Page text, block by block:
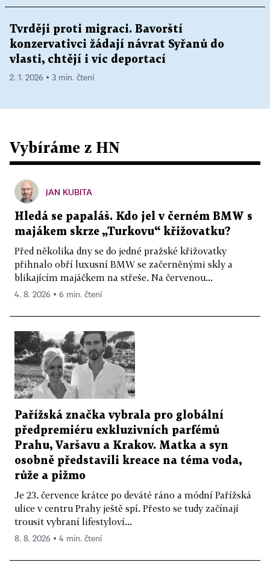
Tvrději proti migraci. Bavorští
konzervativci žádají návrat Syřanů do
vlasti, chtějí i víc deportací
2. 1. 2026 ▪ 3 min. čtení
Vybíráme z HN
JAN KUBITA
Hledá se papaláš. Kdo jel v černém BMW s
majákem skrze „Turkovu“ křižovatku?
Před několika dny se do jedné pražské křižovatky
přihnalo obří luxusní BMW se začerněnými skly a
blikajícím majáčkem na střeše. Na červenou...
4. 8. 2026 ▪ 6 min. čtení
Pařížská značka vybrala pro globální
předpremiéru exkluzivních parfémů
Prahu, Varšavu a Krakov. Matka a syn
osobně představili kreace na téma voda,
růže a pižmo
Je 23. července krátce po deváté ráno a módní Pařížská
ulice v centru Prahy ještě spí. Přesto se tudy začínají
trousit vybraní lifestyloví...
8. 8. 2026 ▪ 4 min. čtení